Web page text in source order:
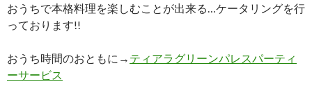
おうちで本格料理を楽しむことが出来る…ケータリングを行
っております!!
おうち時間のおともに→ ティアラグリーンパレスパーティ
ーサービス